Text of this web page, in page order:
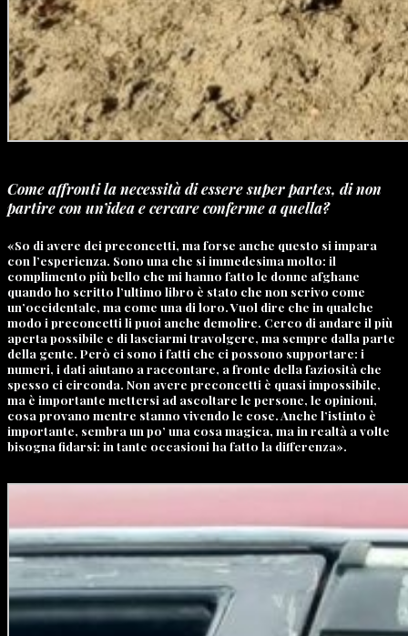
Come affronti la necessità di essere super partes, di non
partire con un’idea e cercare conferme a quella?
«So di avere dei preconcetti, ma forse anche questo si impara
con l’esperienza. Sono una che si immedesima molto: il
complimento più bello che mi hanno fatto le donne afghane
quando ho scritto l’ultimo libro è stato che non scrivo come
un’occidentale, ma come una di loro. Vuol dire che in qualche
modo i preconcetti li puoi anche demolire. Cerco di andare il più
aperta possibile e di lasciarmi travolgere, ma sempre dalla parte
della gente. Però ci sono i fatti che ci possono supportare: i
numeri, i dati aiutano a raccontare, a fronte della faziosità che
spesso ci circonda. Non avere preconcetti è quasi impossibile,
ma è importante mettersi ad ascoltare le persone, le opinioni,
cosa provano mentre stanno vivendo le cose. Anche l’istinto è
importante, sembra un po’ una cosa magica, ma in realtà a volte
bisogna fidarsi: in tante occasioni ha fatto la differenza».